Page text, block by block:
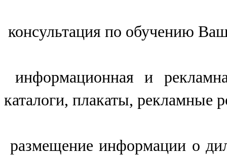
консультация по обучению
информационная и
каталоги, плакаты, рекламные
размещение информации о